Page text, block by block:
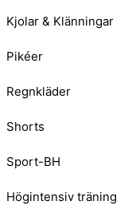
Kjolar & Klänningar
Pikéer
Regnkläder
Shorts
Sport-BH
Högintensiv träning